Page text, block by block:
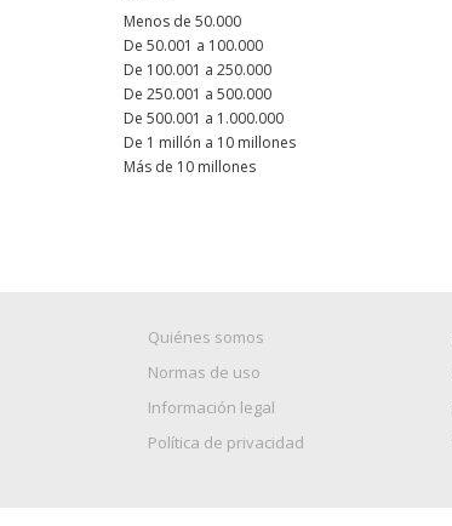
Menos de 50.000
De 50.001 a 100.000
De 100.001 a 250.000
De 250.001 a 500.000
De 500.001 a 1.000.000
De 1 millón a 10 millones
Más de 10 millones
Quiénes somos
Normas de uso
Información legal
Política de privacidad